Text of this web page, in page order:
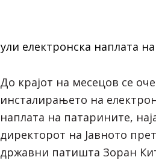
До крајот на месецов се
инсталирањето на
наплата на патарините,
директорот на Јавното
државни патишта Зоран